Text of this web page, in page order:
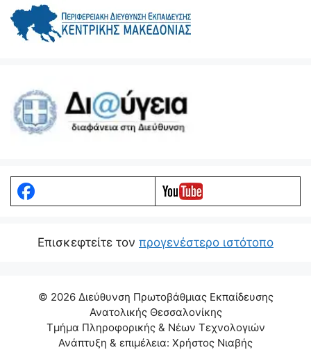
Eπισκεφτείτε τον προγενέστερο ιστότοπο
© 2026 Διεύθυνση Πρωτοβάθμιας Εκπαίδευσης
Ανατολικής Θεσσαλονίκης
Τμήμα Πληροφορικής & Νέων Τεχνολογιών
Ανάπτυξη & επιμέλεια: Χρήστος Νιαβής